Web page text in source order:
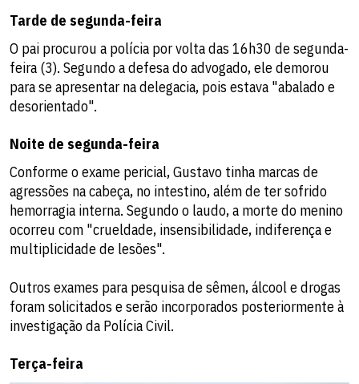
Tarde de segunda-feira
O pai procurou a polícia por volta das 16h30 de segunda-
feira (3). Segundo a defesa do advogado, ele demorou
para se apresentar na delegacia, pois estava "abalado e
desorientado".
Noite de segunda-feira
Conforme o exame pericial, Gustavo tinha marcas de
agressões na cabeça, no intestino, além de ter sofrido
hemorragia interna. Segundo o laudo, a morte do menino
ocorreu com "crueldade, insensibilidade, indiferença e
multiplicidade de lesões".
Outros exames para pesquisa de sêmen, álcool e drogas
foram solicitados e serão incorporados posteriormente à
investigação da Polícia Civil.
Terça-feira